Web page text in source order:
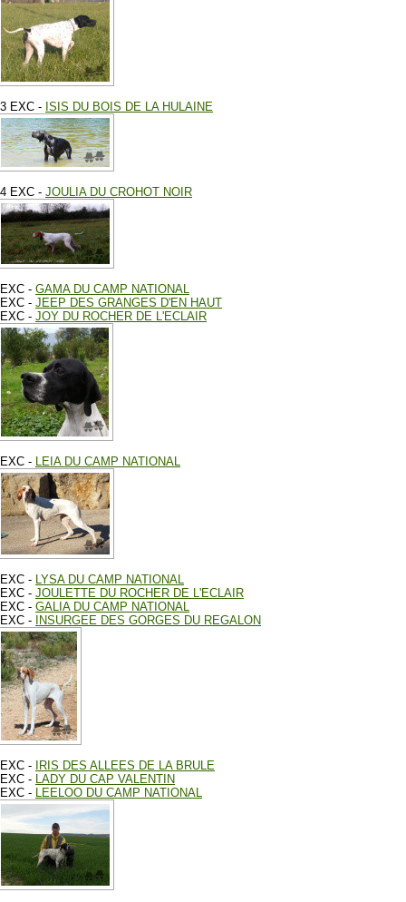
3 EXC - ISIS DU BOIS DE LA HULAINE
4 EXC - JOULIA DU CROHOT NOIR
EXC - GAMA DU CAMP NATIONAL
EXC - JEEP DES GRANGES D'EN HAUT
EXC - JOY DU ROCHER DE L'ECLAIR
EXC - LEIA DU CAMP NATIONAL
EXC -
LYSA DU CAMP NATIONAL
EXC - JOULETTE DU ROCHER DE L'ECLAIR
EXC - GALIA DU CAMP NATIONAL
EXC -
INSURGEE DES GORGES DU REGALON
EXC -
IRIS DES ALLEES DE LA BRULE
EXC -
LADY DU CAP VALENTIN
EXC -
LEELOO DU CAMP NATIONAL